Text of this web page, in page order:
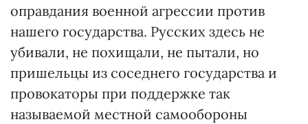
оправдания военной агрессии против
нашего государства. Русских здесь не
убивали, не похищали, не пытали, но
пришельцы из соседнего государства и
провокаторы при поддержке так
называемой местной самообороны